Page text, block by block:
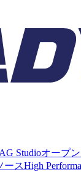
Studioオープ
ースHigh